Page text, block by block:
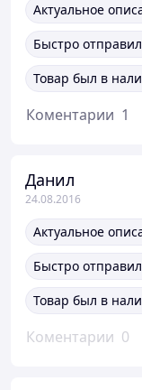
Актуальное
Быстро
Товар был в
Коментарии 1
Данил
24.08.2016
Актуальное
Быстро
Товар был в
Коментарии 0